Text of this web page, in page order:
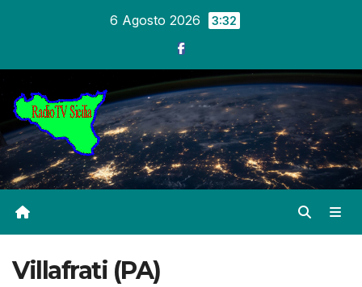
6 Agosto 2026 3:32
Villafrati (PA)